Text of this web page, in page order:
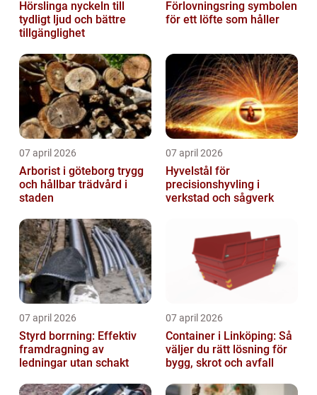
Hörslinga nyckeln till
tydligt ljud och bättre
tillgänglighet
Förlovningsring symbolen
för ett löfte som håller
07 april 2026
Arborist i göteborg trygg
och hållbar trädvård i
staden
07 april 2026
Hyvelstål för
precisionshyvling i
verkstad och sågverk
07 april 2026
Styrd borrning: Effektiv
framdragning av
ledningar utan schakt
07 april 2026
Container i Linköping: Så
väljer du rätt lösning för
bygg, skrot och avfall